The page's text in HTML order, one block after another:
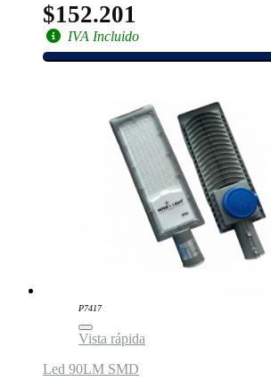
$152.201
IVA Incluido
P7417
Vista rápida
Led 90LM SMD